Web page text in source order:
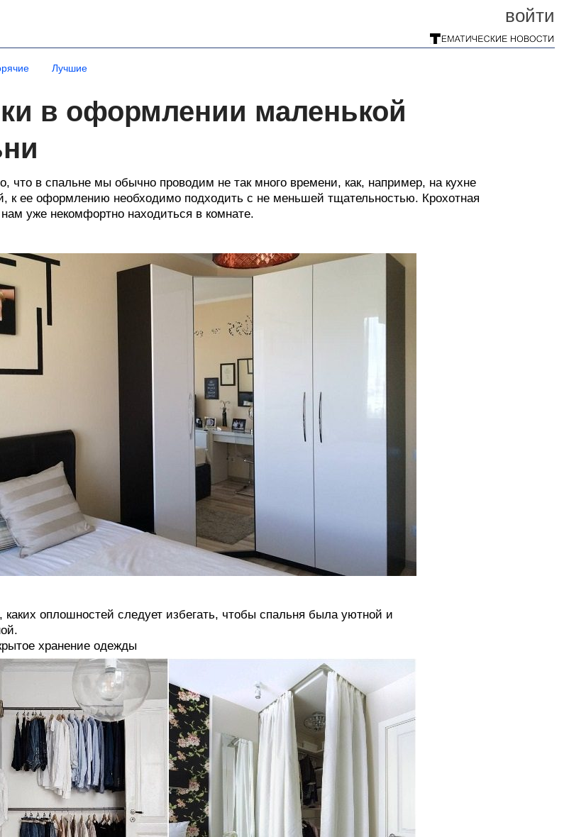
войти
Лучшие
в оформлении маленькой
что в спальне мы обычно проводим не так много времени, как, например, на кухне
к ее оформлению необходимо подходить с не меньшей тщательностью. Крохотная
уже некомфортно находиться в комнате.
каких оплошностей следует избегать, чтобы спальня была уютной и
хранение одежды